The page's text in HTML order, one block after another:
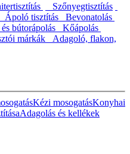
Szőnyegtisztítás
Ápoló tisztítás Bevonatolás
bútorápolás Kőápolás
márkák Adagoló, flakon,
Kézi mosogatásKonyhai
Adagolás és kellékek